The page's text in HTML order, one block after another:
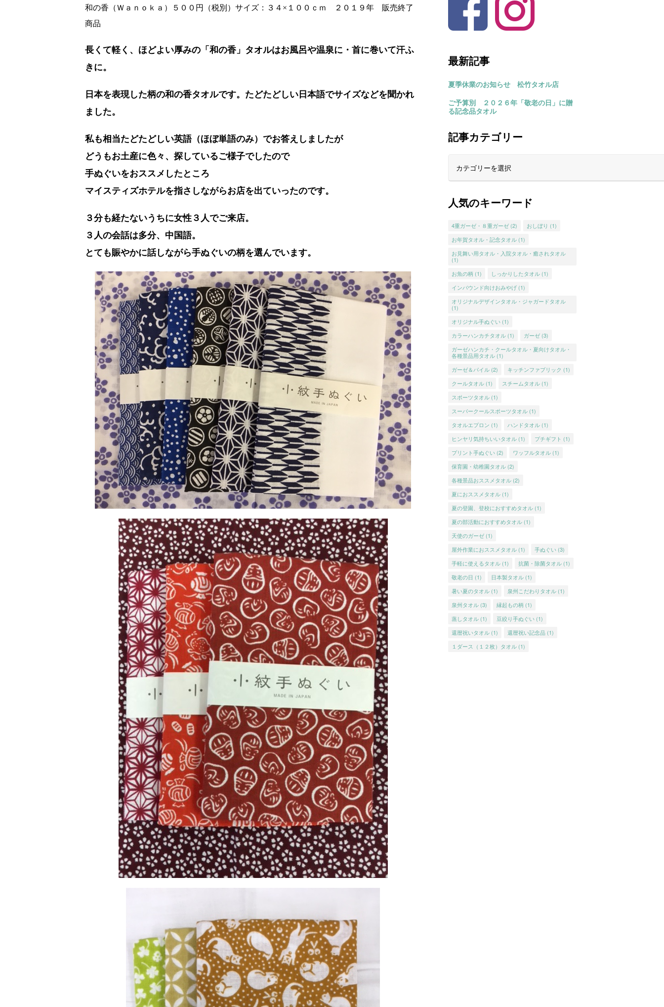
和の香（Ｗａｎｏｋａ）５００円（税別）サイズ：３４×１００ｃｍ ２０１９年 販売終了
商品
長くて軽く、ほどよい厚みの「和の香」タオルはお風呂や温泉に・首に巻いて汗ふ
きに。
日本を表現した柄の和の香タオルです。たどたどしい日本語でサイズなどを聞かれ
ました。
私も相当たどたどしい英語（ほぼ単語のみ）でお答えしましたが
どうもお土産に色々、探しているご様子でしたので
手ぬぐいをおススメしたところ
マイスティズホテルを指さしながらお店を出ていったのです。
３分も経たないうちに女性３人でご来店。
３人の会話は多分、中国語。
とても賑やかに話しながら手ぬぐいの柄を選んでいます。
最新記事
夏季休業のお知らせ 松竹タオル店
ご予算別 ２０２６年「敬老の日」に贈
る記念品タオル
記事カテゴリー
人気のキーワード
4重ガーゼ・８重ガーゼ (2) おしぼり (1)
お年賀タオル・記念タオル (1)
お見舞い用タオル・入院タオル・癒されタオル
(1)
お魚の柄 (1) しっかりしたタオル (1)
インバウンド向けおみやげ (1)
オリジナルデザインタオル・ジャガードタオル
(1)
オリジナル手ぬぐい (1)
カラーハンカチタオル (1) ガーゼ (3)
ガーゼハンカチ・クールタオル・夏向けタオル・
各種景品用タオル (1)
ガーゼ＆パイル (2) キッチンファブリック (1)
クールタオル (1) スチームタオル (1)
スポーツタオル (1)
スーパークールスポーツタオル (1)
タオルエプロン (1) ハンドタオル (1)
ヒンヤリ気持ちいいタオル (1) プチギフト (1)
プリント手ぬぐい (2) ワッフルタオル (1)
保育園・幼稚園タオル (2)
各種景品おススメタオル (2)
夏におススメタオル (1)
夏の登園、登校におすすめタオル (1)
夏の部活動におすすめタオル (1)
天使のガーゼ (1)
屋外作業におススメタオル (1) 手ぬぐい (3)
手軽に使えるタオル (1) 抗菌・除菌タオル (1)
敬老の日 (1) 日本製タオル (1)
暑い夏のタオル (1) 泉州こだわりタオル (1)
泉州タオル (3) 縁起もの柄 (1)
蒸しタオル (1) 豆絞り手ぬぐい (1)
還暦祝いタオル (1) 還暦祝い記念品 (1)
１ダース（１２枚）タオル (1)